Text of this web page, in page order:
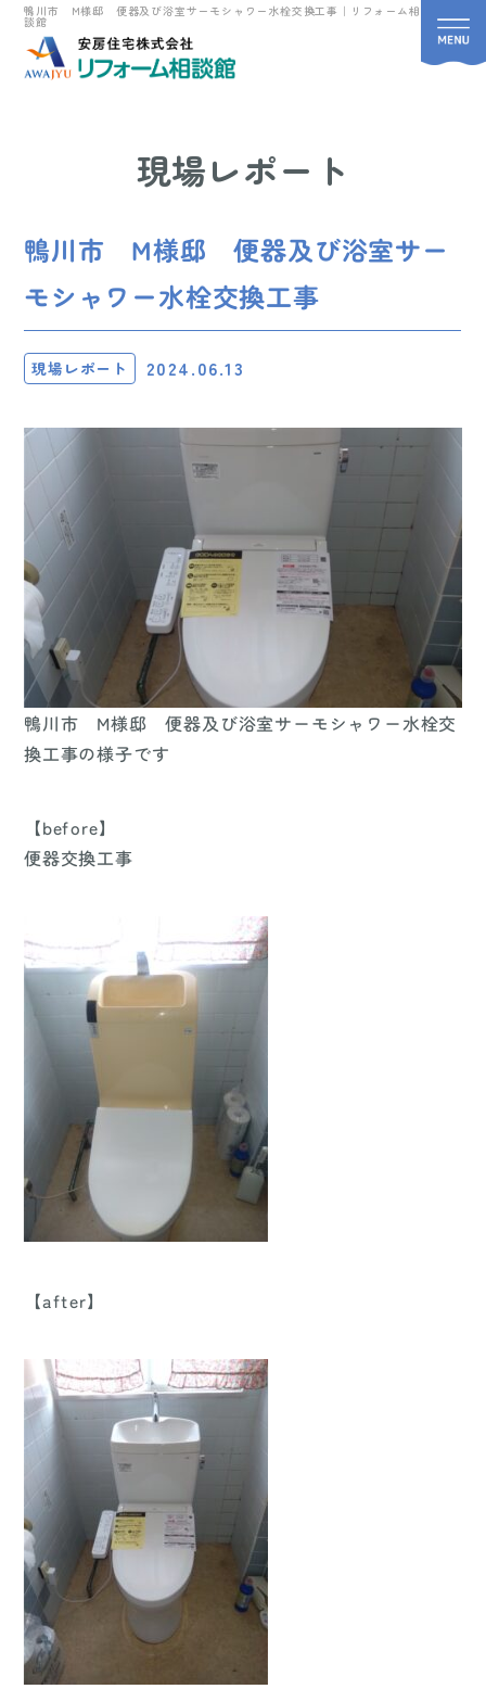
鴨川市 M様邸 便器及び浴室サーモシャワー水栓交換工事｜リフォーム相
談館
現場レポート
鴨川市 M様邸 便器及び浴室サー
モシャワー水栓交換工事
現場レポート 2024.06.13
鴨川市 M様邸 便器及び浴室サーモシャワー水栓交
換工事の様子です
【before】
便器交換工事
【after】